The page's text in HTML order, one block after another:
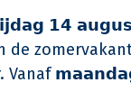
𝟭𝟰
de
Vanaf
bouwdorp